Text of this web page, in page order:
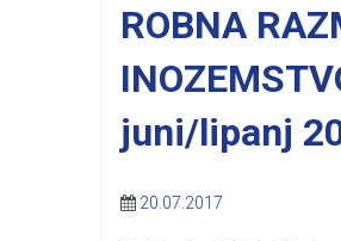
ROBNA
juni/lipanj
20.07.2017